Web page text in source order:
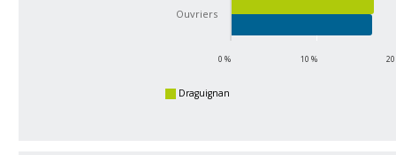
Ouvriers
0 % 10 %
Draguignan